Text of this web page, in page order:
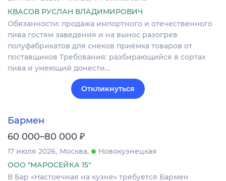
КВАСОВ РУСЛАН ВЛАДИМИРОВИЧ
Обязанности: продажа импортного и отечественного
пива гостям заведения и на вынос разогрев
полуфабрикатов для снеков приёмка товаров от
поставщиков Требования: разбирающийся в сортах
пива и умеющий донести…
Откликнуться
Бармен
60 000–80 000 ₽
17 июля 2026 Москва
Новокузнецкая
ООО "МАРОСЕЙКА 15"
В Бар «Настоечная на кузне» требуется Бармен